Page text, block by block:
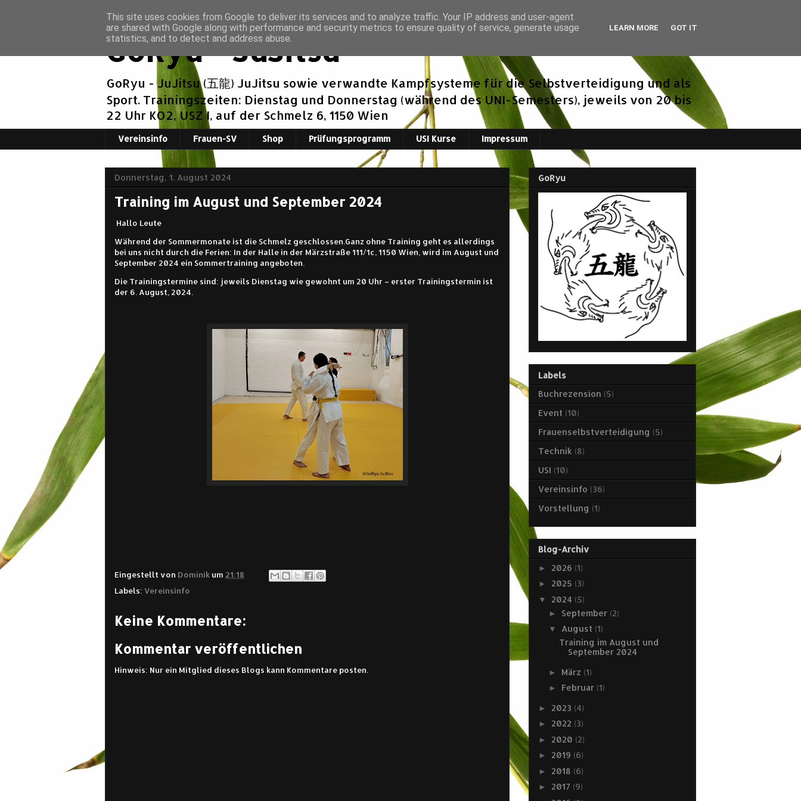
GoRyu - JuJitsu
GoRyu - JuJitsu (五龍) JuJitsu sowie verwandte Kampfsysteme für die Selbstverteidigung und als
Sport. Trainingszeiten: Dienstag und Donnerstag (während des UNI-Semesters), jeweils von 20 bis
22 Uhr KO2, USZ I, auf der Schmelz 6, 1150 Wien
Vereinsinfo Frauen-SV Shop Prüfungsprogramm USI Kurse Impressum
Donnerstag, 1. August 2024
Training im August und September 2024
Hallo Leute
Während der Sommermonate ist die Schmelz geschlossen.Ganz ohne Training geht es allerdings
bei uns nicht durch die Ferien: In der Halle in der Märzstraße 111/1c, 1150 Wien, wird im August und
September 2024 ein Sommertraining angeboten.
Die Trainingstermine sind: jeweils Dienstag wie gewohnt um 20 Uhr – erster Trainingstermin ist
der 6. August, 2024.
Eingestellt von Dominik um 21:18
Labels: Vereinsinfo
Keine Kommentare:
Kommentar veröffentlichen
Hinweis: Nur ein Mitglied dieses Blogs kann Kommentare posten.
GoRyu
Labels
Buchrezension (5)
Event (10)
Frauenselbstverteidigung (5)
Technik (8)
USI (10)
Vereinsinfo (36)
Vorstellung (1)
Blog-Archiv
► 2026 (1)
► 2025 (3)
▼ 2024 (5)
► September (2)
▼ August (1)
Training im August und
September 2024
► März (1)
► Februar (1)
► 2023 (4)
► 2022 (3)
► 2020 (2)
► 2019 (6)
► 2018 (6)
► 2017 (9)
This site uses cookies from Google to deliver its services and to analyze traffic. Your IP address and user-agent
are shared with Google along with performance and security metrics to ensure quality of service, generate usage
statistics, and to detect and address abuse.
LEARN MORE GOT IT